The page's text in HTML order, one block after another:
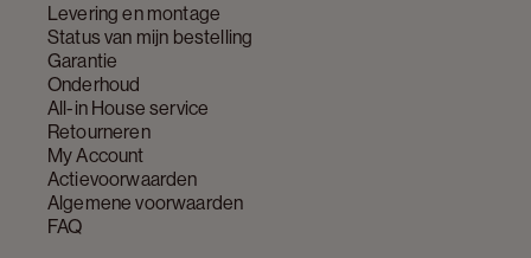
Levering en montage
Status van mijn bestelling
Garantie
Onderhoud
All-in House service
Retourneren
My Account
Actievoorwaarden
Algemene voorwaarden
FAQ